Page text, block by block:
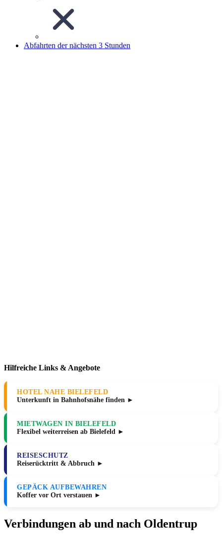
Abfahrten der nächsten 3 Stunden
Hilfreiche Links & Angebote
HOTEL NAHE BIELEFELD
Unterkunft in Bahnhofsnähe finden ►
MIETWAGEN IN BIELEFELD
Flexibel weiterreisen ab Bielefeld ►
REISESCHUTZ
Reiserücktritt & Abbruch ►
GEPÄCK AUFBEWAHREN
Koffer vor Ort verstauen ►
Verbindungen ab und nach Oldentrup